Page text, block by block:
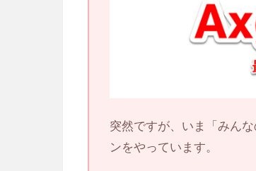
突然ですが、いま「みん
ンをやっています。